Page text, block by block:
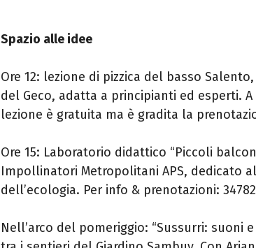
Spazio alle idee
Ore 12: lezione di pizzica del basso
del Geco, adatta a principianti ed esperti.
lezione è gratuita ma è gradita la
Ore 15: Laboratorio didattico “Piccoli
Impollinatori Metropolitani APS, dedicato
dell’ecologia. Per info & prenotazioni:
Nell’arco del pomeriggio: “Sussurri: suoni